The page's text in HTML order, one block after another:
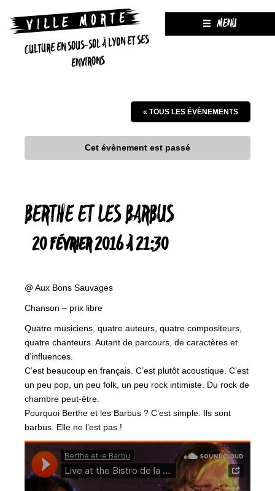
CULTURE EN SOUS-SOL À LYON ET SES
ENVIRONS
MENU
« TOUS LES ÉVÈNEMENTS
Cet évènement est passé
BERTHE ET LES BARBUS
20 FÉVRIER 2016 À 21:30
@ Aux Bons Sauvages
Chanson – prix libre
Quatre musiciens, quatre auteurs, quatre compositeurs,
quatre chanteurs. Autant de parcours, de caractères et
d’influences.
C’est beaucoup en français. C’est plutôt acoustique. C’est
un peu pop, un peu folk, un peu rock intimiste. Du rock de
chambre peut-être.
Pourquoi Berthe et les Barbus ? C’est simple. Ils sont
barbus. Elle ne l’est pas !